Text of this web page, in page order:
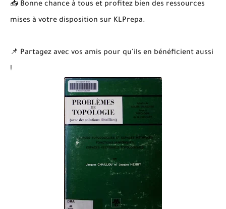
📥 Bonne chance à tous et profitez bien des ressources
mises à votre disposition sur KLPrepa.
📌 Partagez avec vos amis pour qu’ils en bénéficient aussi
!